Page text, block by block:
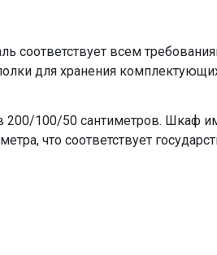
соответствует всем
для хранения
100/50 сантиметров. Шкаф
что соответствует